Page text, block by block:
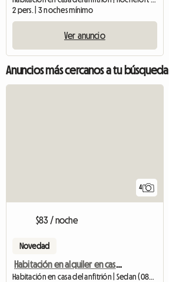
2 pers. | 3 noches mínimo
Ver anuncio
Anuncios más cercanos a tu búsqueda
4
$83 / noche
Novedad
Habitación en alquiler en casa particular
Habitación en casa del anfitrión | Sedan (08200)